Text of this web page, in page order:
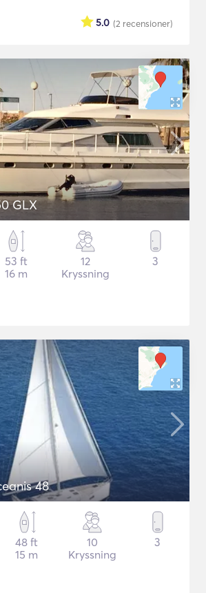
(2 recensioner)
5.0
GLX
53 ft
16 m
12
Kryssning
3
48
48 ft
15 m
10
Kryssning
3